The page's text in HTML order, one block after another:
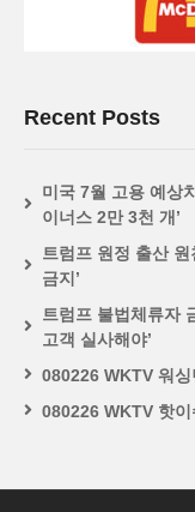
Recent Posts
미국 7월 고용 예상
이너스 2만 3천 개’
트럼프 원정 출산
금지’
트럼프 불법체류자
고객 실사해야’
080226 WKTV 워
080226 WKTV 핫이